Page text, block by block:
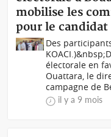
mobilise les
pour le candidat
Des
électorale en
Ouattara, le
campagne de
il y a 9 mois